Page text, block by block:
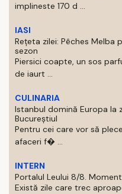
implineste 170 d ...
IASI
Rețeta zilei: Pêches
sezon
Piersici coapte, un sos
de iaurt ...
CULINARIA
Istanbul domină Europa la
Bucureștiul
Pentru cei care vor să
afaceri f� ...
INTERN
Portalul Leului 8/8.
Există zile care trec